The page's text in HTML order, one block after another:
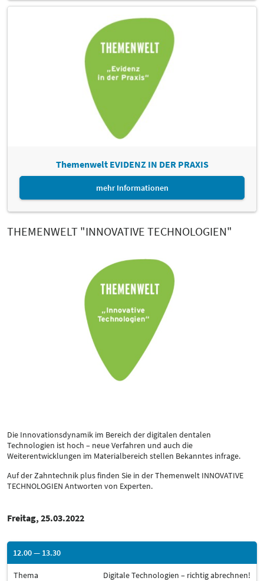
Themenwelt EVIDENZ IN DER PRAXIS
mehr Informationen
THEMENWELT "INNOVATIVE TECHNOLOGIEN"
Die Innovationsdynamik im Bereich der digitalen dentalen
Technologien ist hoch – neue Verfahren und auch die
Weiterentwicklungen im Materialbereich stellen Bekanntes infrage.
Auf der Zahntechnik plus finden Sie in der Themenwelt INNOVATIVE
TECHNOLOGIEN Antworten von Experten.
Freitag, 25.03.2022
12.00 — 13.30
Thema Digitale Technologien – richtig abrechnen!